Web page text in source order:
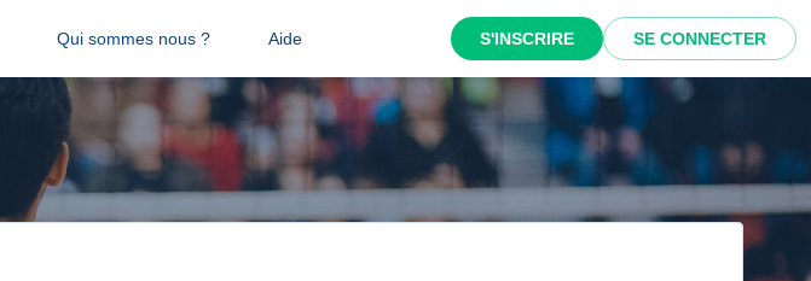
Qui sommes nous ? Aide S'INSCRIRE SE CONNECTER